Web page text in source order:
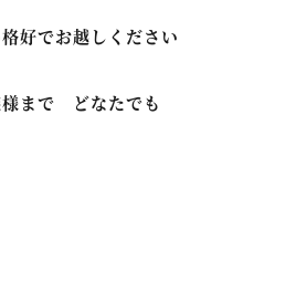
好でお越しください
まで どなたでも